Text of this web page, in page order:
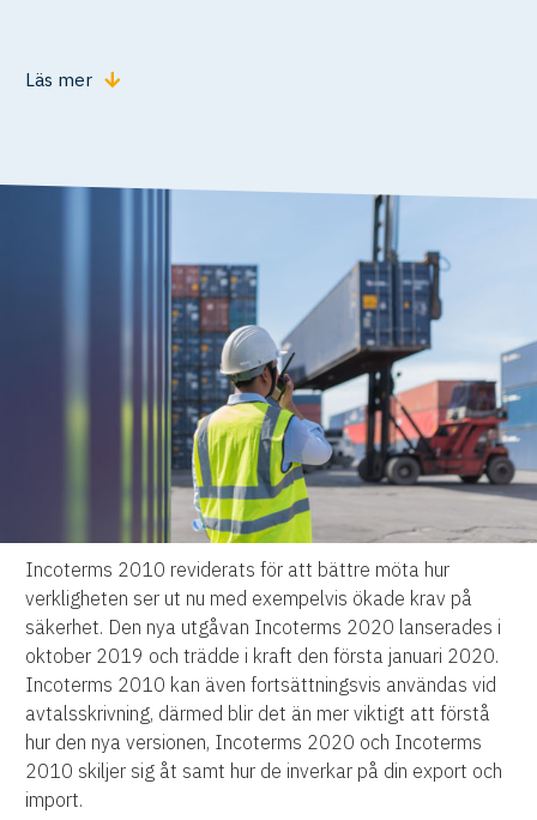
Läs mer
Incoterms 2010 reviderats för att bättre möta hur
verkligheten ser ut nu med exempelvis ökade krav på
säkerhet. Den nya utgåvan Incoterms 2020 lanserades i
oktober 2019 och trädde i kraft den första januari 2020.
Incoterms 2010 kan även fortsättningsvis användas vid
avtalsskrivning, därmed blir det än mer viktigt att förstå
hur den nya versionen, Incoterms 2020 och Incoterms
2010 skiljer sig åt samt hur de inverkar på din export och
import.